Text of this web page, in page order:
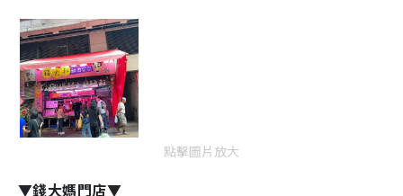
點擊圖片放大
▼錢大媽門店▼